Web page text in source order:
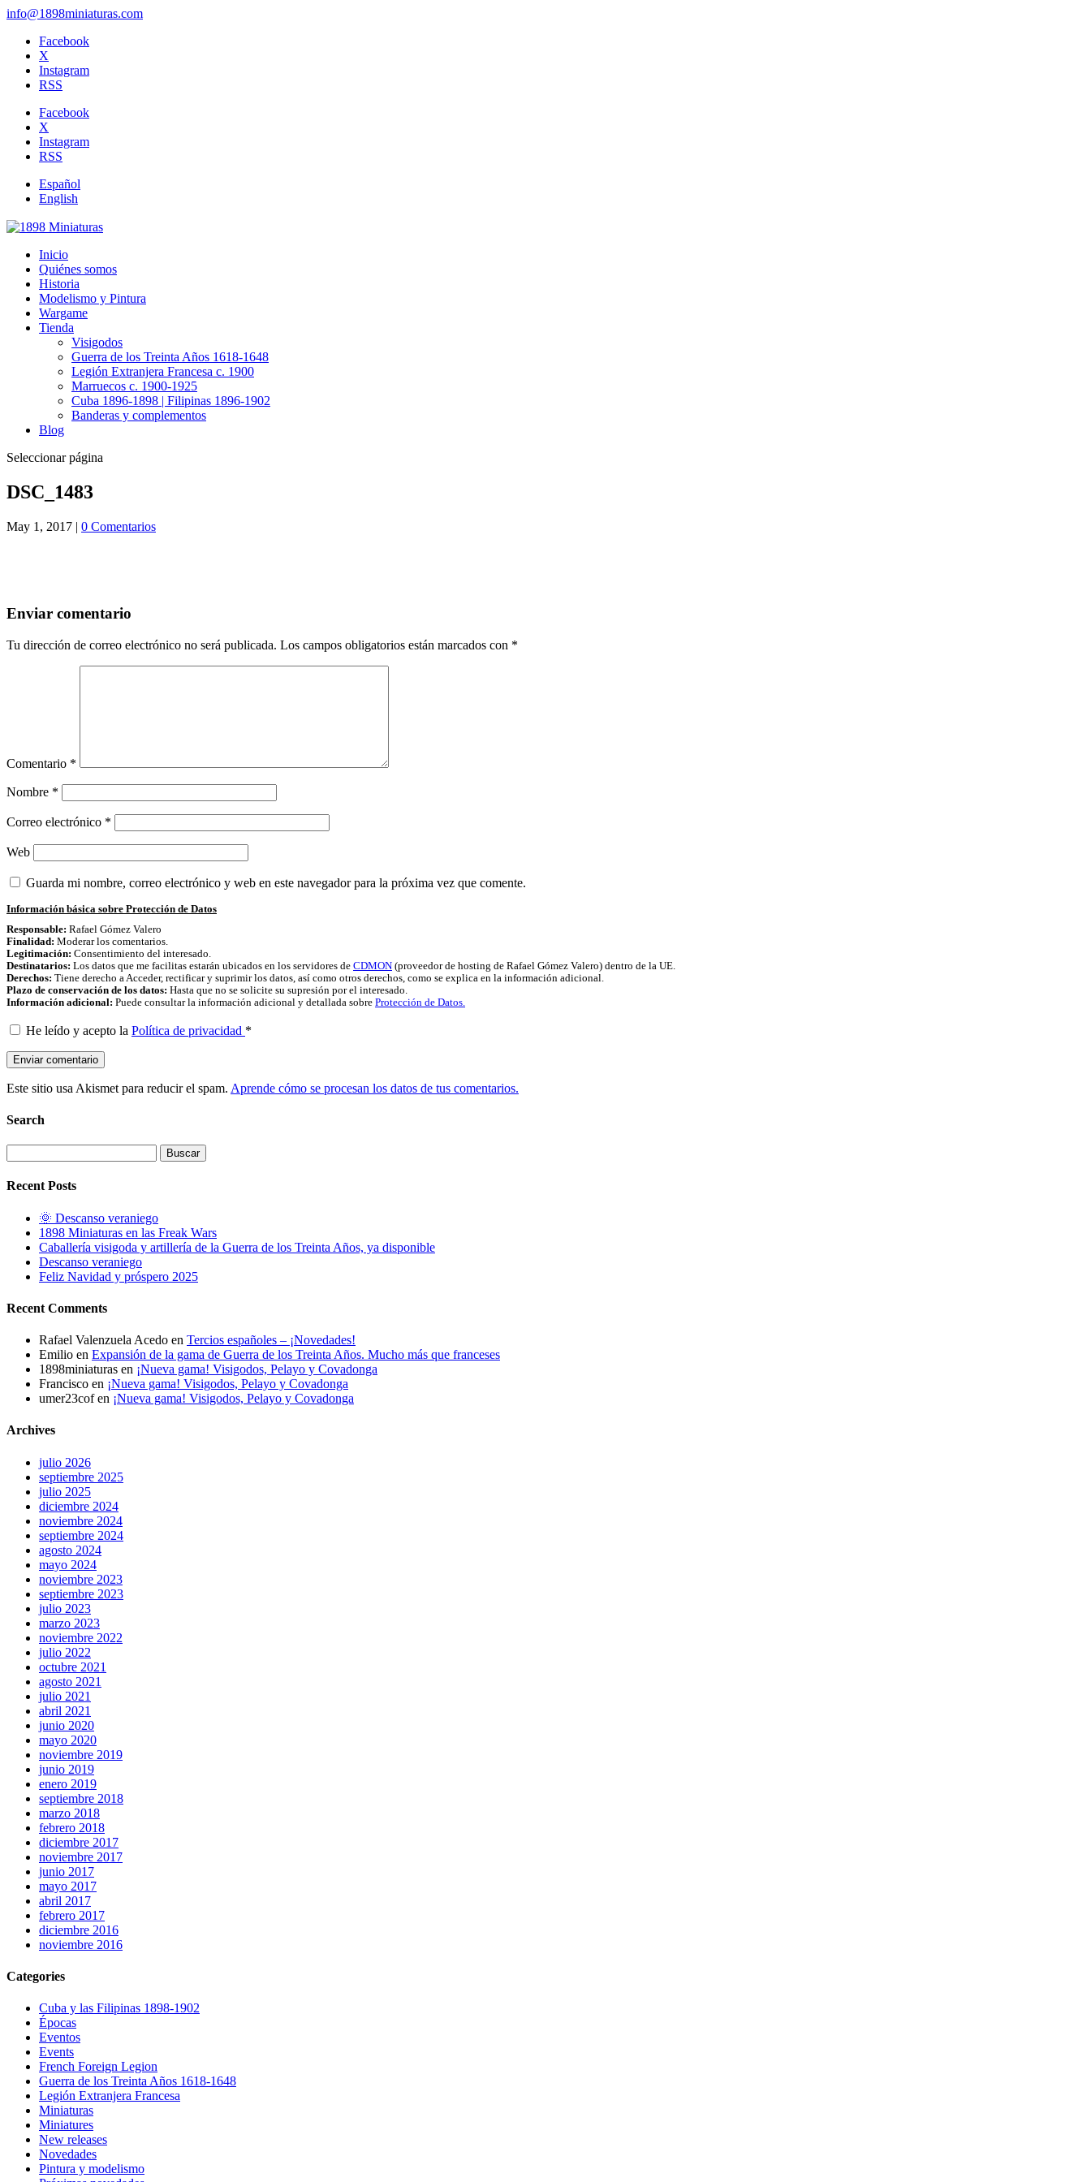
info@1898miniaturas.com
Facebook
X
Instagram
RSS
Facebook
X
Instagram
RSS
Español
English
Inicio
Quiénes somos
Historia
Modelismo y Pintura
Wargame
Tienda
Visigodos
Guerra de los Treinta Años 1618-1648
Legión Extranjera Francesa c. 1900
Marruecos c. 1900-1925
Cuba 1896-1898 | Filipinas 1896-1902
Banderas y complementos
Blog
Seleccionar página
DSC_1483
May 1, 2017 | 0 Comentarios
Enviar comentario
Tu dirección de correo electrónico no será publicada. Los campos obligatorios están marcados con *
Comentario *
Nombre *
Correo electrónico *
Web
Guarda mi nombre, correo electrónico y web en este navegador para la próxima vez que comente.
Información básica sobre Protección de Datos
Responsable: Rafael Gómez Valero
Finalidad: Moderar los comentarios.
Legitimación: Consentimiento del interesado.
Destinatarios: Los datos que me facilitas estarán ubicados en los servidores de CDMON (proveedor de hosting de Rafael Gómez Valero) dentro de la UE.
Derechos: Tiene derecho a Acceder, rectificar y suprimir los datos, así como otros derechos, como se explica en la información adicional.
Plazo de conservación de los datos: Hasta que no se solicite su supresión por el interesado.
Información adicional: Puede consultar la información adicional y detallada sobre Protección de Datos.
He leído y acepto la Política de privacidad *
Este sitio usa Akismet para reducir el spam. Aprende cómo se procesan los datos de tus comentarios.
Search
Recent Posts
🌞 Descanso veraniego
1898 Miniaturas en las Freak Wars
Caballería visigoda y artillería de la Guerra de los Treinta Años, ya disponible
Descanso veraniego
Feliz Navidad y próspero 2025
Recent Comments
Rafael Valenzuela Acedo en Tercios españoles – ¡Novedades!
Emilio en Expansión de la gama de Guerra de los Treinta Años. Mucho más que franceses
1898miniaturas en ¡Nueva gama! Visigodos, Pelayo y Covadonga
Francisco en ¡Nueva gama! Visigodos, Pelayo y Covadonga
umer23cofen ¡Nueva gama! Visigodos, Pelayo y Covadonga
Archives
julio 2026
septiembre 2025
julio 2025
diciembre 2024
noviembre 2024
septiembre 2024
agosto 2024
mayo 2024
noviembre 2023
septiembre 2023
julio 2023
marzo 2023
noviembre 2022
julio 2022
octubre 2021
agosto 2021
julio 2021
abril 2021
junio 2020
mayo 2020
noviembre 2019
junio 2019
enero 2019
septiembre 2018
marzo 2018
febrero 2018
diciembre 2017
noviembre 2017
junio 2017
mayo 2017
abril 2017
febrero 2017
diciembre 2016
noviembre 2016
Categories
Cuba y las Filipinas 1898-1902
Épocas
Eventos
Events
French Foreign Legion
Guerra de los Treinta Años 1618-1648
Legión Extranjera Francesa
Miniaturas
Miniatures
New releases
Novedades
Pintura y modelismo